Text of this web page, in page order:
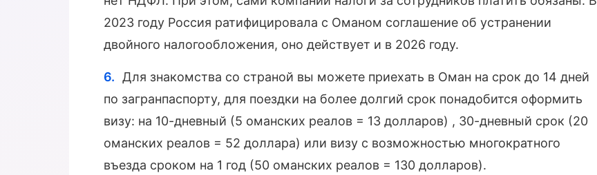
2023 году Россия ратифицировала с Оманом соглашение об устранении
двойного налогообложения, оно действует и в 2026 году.
Для знакомства со страной вы можете приехать в Оман на срок до 14 дней
по загранпаспорту, для поездки на более долгий срок понадобится оформить
визу: на 10-дневный (5 оманских реалов = 13 долларов) , 30-дневный срок (20
оманских реалов = 52 доллара) или визу с возможностью многократного
въезда сроком на 1 год (50 оманских реалов = 130 долларов).